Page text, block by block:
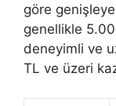
göre
genellikle
deneyimli ve
TL ve üzeri